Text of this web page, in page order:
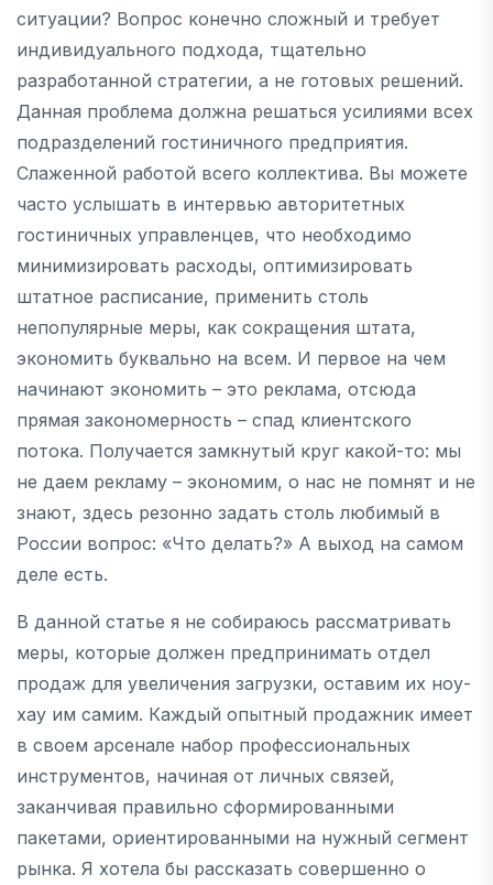
ситуации? Вопрос конечно сложный и требует
индивидуального подхода, тщательно
разработанной стратегии, а не готовых решений.
Данная проблема должна решаться усилиями всех
подразделений гостиничного предприятия.
Слаженной работой всего коллектива. Вы можете
часто услышать в интервью авторитетных
гостиничных управленцев, что необходимо
минимизировать расходы, оптимизировать
штатное расписание, применить столь
непопулярные меры, как сокращения штата,
экономить буквально на всем. И первое на чем
начинают экономить – это реклама, отсюда
прямая закономерность – спад клиентского
потока. Получается замкнутый круг какой-то: мы
не даем рекламу – экономим, о нас не помнят и не
знают, здесь резонно задать столь любимый в
России вопрос: «Что делать?» А выход на самом
деле есть.
В данной статье я не собираюсь рассматривать
меры, которые должен предпринимать отдел
продаж для увеличения загрузки, оставим их ноу-
хау им самим. Каждый опытный продажник имеет
в своем арсенале набор профессиональных
инструментов, начиная от личных связей,
заканчивая правильно сформированными
пакетами, ориентированными на нужный сегмент
рынка. Я хотела бы рассказать совершенно о